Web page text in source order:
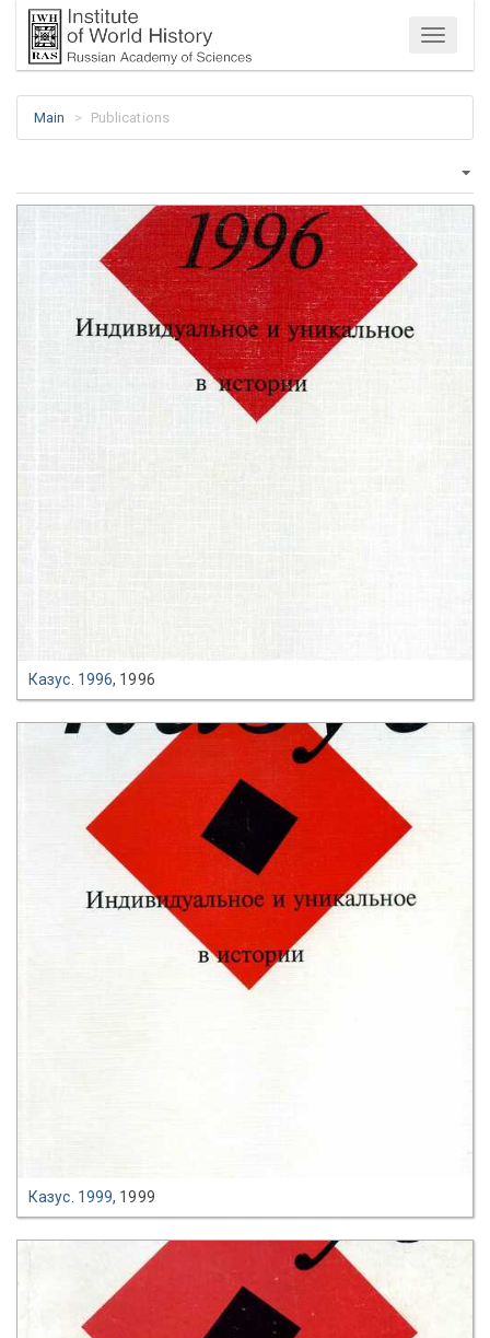
Menu
Main Publications
Казус. 1996, 1996
Казус. 1999, 1999